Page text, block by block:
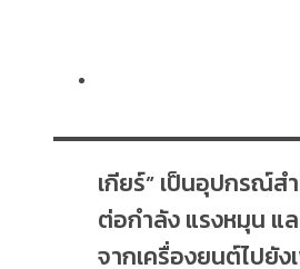
เกียร์” เป็นอุปกรณ์
ต่อกำลัง แรงหมุน แ
จากเครื่องยนต์ไปยัง